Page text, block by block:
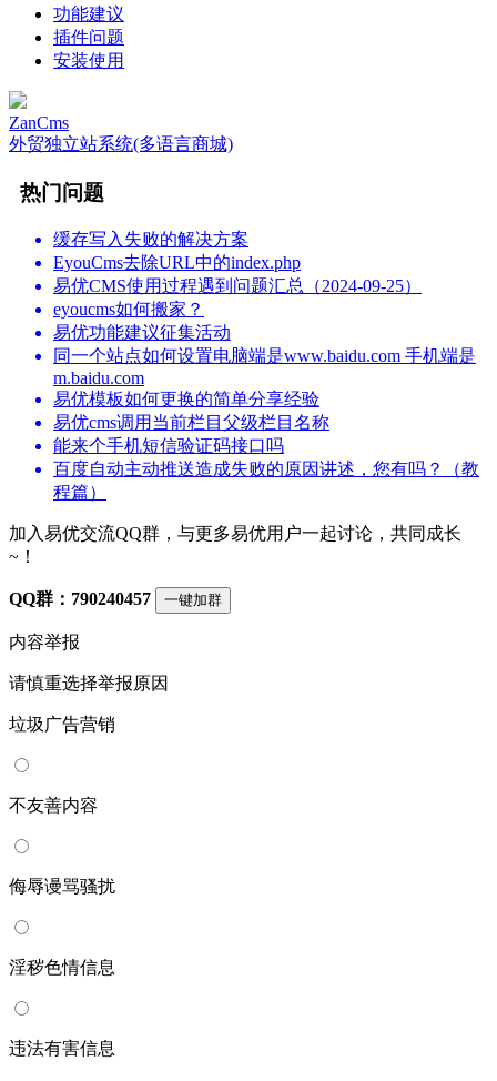
功能建议
插件问题
安装使用
ZanCms
外贸独立站系统(多语言商城)
热门问题
缓存写入失败的解决方案
EyouCms去除URL中的index.php
易优CMS使用过程遇到问题汇总（2024-09-25）
eyoucms如何搬家？
易优功能建议征集活动
同一个站点如何设置电脑端是www.baidu.com 手机端是
m.baidu.com
易优模板如何更换的简单分享经验
易优cms调用当前栏目父级栏目名称
能来个手机短信验证码接口吗
百度自动主动推送造成失败的原因讲述，您有吗？（教
程篇）
加入易优交流QQ群，与更多易优用户一起讨论，共同成长
~！
QQ群：790240457 一键加群
内容举报
请慎重选择举报原因
垃圾广告营销
不友善内容
侮辱谩骂骚扰
淫秽色情信息
违法有害信息